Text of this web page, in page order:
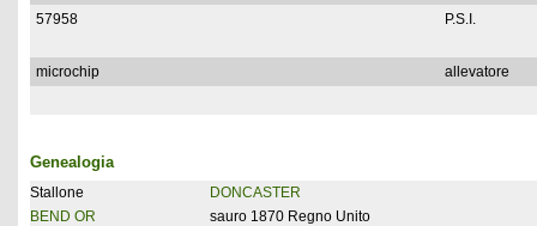
57958
P.S.I.
microchip allevatore
Genealogia
Stallone
BEND OR
DONCASTER
sauro 1870 Regno Unito